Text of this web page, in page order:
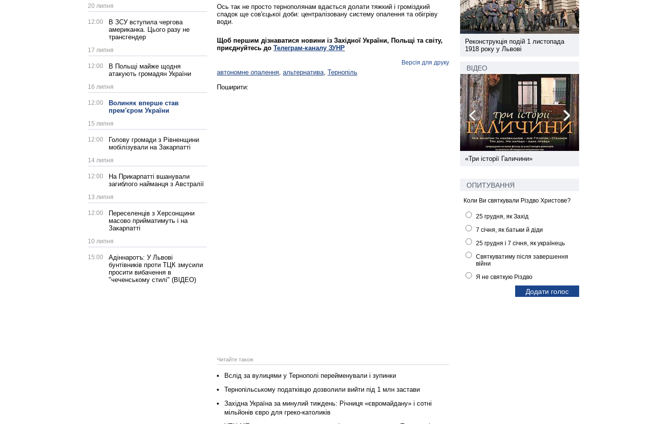
20 липня
12:00
В ЗСУ вступила чергова
американка. Цього разу не
трансгендер
17 липня
12:00
В Польщі майже щодня
атакують громадян України
16 липня
12:00
Волиняк вперше став
прем'єром України
15 липня
12:00
Голову громади з Рівненщини
мобілізували на Закарпатті
14 липня
12:00
На Прикарпатті вшанували
загиблого найманця з Австралії
13 липня
12:00
Переселенців з Херсонщини
масово прийматимуть і на
Закарпатті
10 липня
15:00
Адіннаротъ: У Львові
бунтівників проти ТЦК змусили
просити вибачення в
"чеченському стилі" (ВІДЕО)
Ось так не просто тернополянам вдається долати тяжкий і громіздкий
спадок ще сов'єцької доби: централізовану систему опалення та обігріву
води.
Щоб першим дізнаватися новини із Західної України, Польщі та світу,
приєднуйтесь до Телеграм-каналу ЗУНР
Версія для друку
автономне опалення, альтернатива, Тернопіль
Поширити:
Читайте також
Вслід за вулицями у Тернополі перейменували і зупинки
Тернопільському податківцю дозволили вийти під 1 млн застави
Західна Україна за минулий тиждень: Річниця «євромайдану» і сотні
мільйонів євро для греко-католиків
Реконструкція подій 1 листопада
Реконструкція подій 1 листопада
1918 року у Львові
ВІДЕО
«Три історії Галичини»
ОПИТУВАННЯ
Коли Ви святкували Різдво Христове?
25 грудня, як Захід
7 січня, як батьки й діди
25 грудня і 7 січня, як українець
Святкуватиму після завершення
війни
Я не святкую Різдво